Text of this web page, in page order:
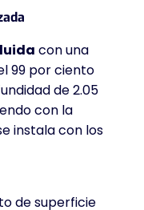
con una
99 por ciento
de 2.05
con la
instala con los
de superficie